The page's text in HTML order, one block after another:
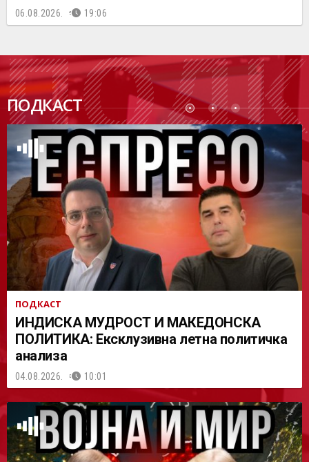
06.08.2026. 19:06
ПОДКАСТ
ПОДК
АСТ
ПОДКАСТ
ИНДИСКА МУДРОСТ И МАКЕДОНСКА
ПОЛИТИКА: Ексклузивна летна политичка
анализа
04.08.2026. 10:01